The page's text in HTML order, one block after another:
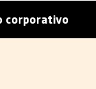
| Arval